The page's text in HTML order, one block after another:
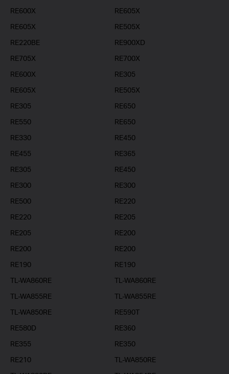
RE600X
RE605X
RE605X
RE505X
RE220BE
RE900XD
RE705X
RE700X
RE600X
RE305
RE605X
RE505X
RE305
RE650
RE550
RE650
RE330
RE450
RE455
RE365
RE305
RE450
RE300
RE300
RE500
RE220
RE220
RE205
RE205
RE200
RE200
RE200
RE190
RE190
TL-WA860RE
TL-WA860RE
TL-WA855RE
TL-WA855RE
TL-WA850RE
RE590T
RE580D
RE360
RE355
RE350
RE210
TL-WA850RE